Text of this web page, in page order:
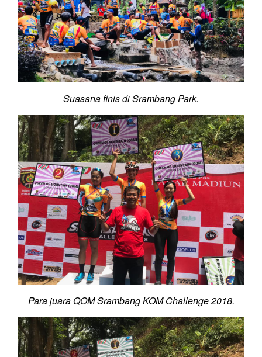
Suasana finis di Srambang Park.
Para juara QOM Srambang KOM Challenge 2018.